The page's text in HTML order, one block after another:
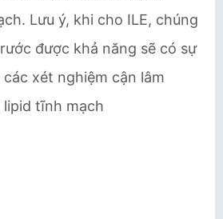
Lưu ý, khi cho ILE, chúng
được khả năng sẽ có sự
xét nghiệm cận lâm
lipid tĩnh mạch